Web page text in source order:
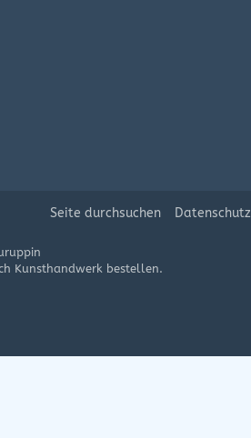
Seite durchsuchen Datenschutz
Kunsthandwerk bestellen.